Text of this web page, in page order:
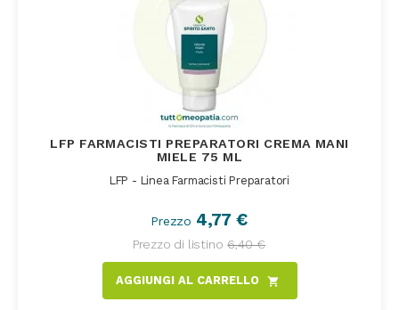
LFP FARMACISTI PREPARATORI CREMA MANI
MIELE 75 ML
LFP - Linea Farmacisti Preparatori
Prezzo 4,77 €
Prezzo di listino 6,40 €
AGGIUNGI AL CARRELLO shopping_cart